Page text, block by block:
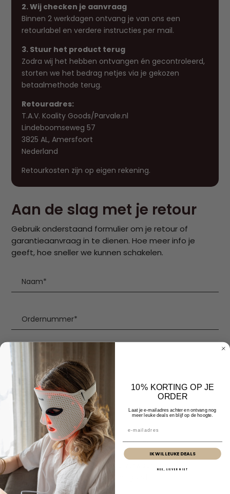
2. Wij checken je aanvraag
Binnen 2 werkdagen ontvang je van ons een
retourlabel en verdere instructies per mail.
3. Stuur het product terug
Zodra wij het hebben ontvangen én gecontroleerd,
storten we het bedrag netjes via je gekozen
betaalmethode terug.
Retouradres:
T.A.V. Koality Goods/Parvale.nl
Lindeboomseweg 57
3825 AL, Amersfoort
Nederland
Retourkosten zijn op eigen rekening.
Aan de slag met je retour
Gebruik onderstaand formulier om je retour of
garantieaanvraag in te dienen. Hoe meer info je
geeft, hoe sneller we kunnen schakelen.
Naam*
Ordernummer*
E-mail
Telefoonnummer
Reden van retour*
Product is beschadigd aangekomen
Verkeerd artikel ontvangen
Product voldoet niet aan de verwachtingen
Product is defect / werkt niet goed
Anders
10% KORTING OP JE
ORDER
Laat je e-mailadres achter en ontvang nog
meer leuke deals en blijf op de hoogte.
IK WIL LEUKE DEALS
NEE, LIEVER NIET